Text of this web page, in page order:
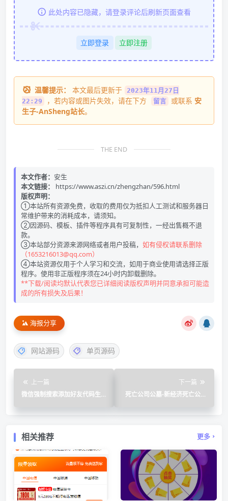
此处内容已隐藏，请登录评论后刷新页面查看
立即登录 立即注册
温馨提示： 本文最后更新于
2023年11月27日
22:29
，若内容或图片失效，请在下方 留言 或联系 安
生子-AnSheng站长。
THE END
本文作者： 安生
本文链接：
https://www.aszi.cn/zhengzhan/596.html
版权声明：
①本站所有资源免费，收取的费用仅为抵扣人工测试和服务器日
常维护带来的消耗成本，请须知。
②因源码、模板、插件等程序具有可复制性，一经出售概不退
款。
③本站部分资源来源网络或者用户投稿， 如有侵权请联系删除
（1653216013@qq.com）
④本站资源仅用于个人学习和交流，如用于商业使用请选择正版
程序。使用非正版程序须在24小时内卸载删除。
**下载/阅读均默认代表您已详细阅读版权声明并同意承担可能造
成的所有损失及后果！
海报分享
网站源码 单页源码
上一篇
微信强制搜索添加好友代码生
下一篇
死亡公司公墓-新经济死亡公司
相关推荐 更多